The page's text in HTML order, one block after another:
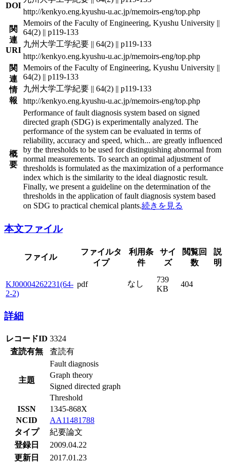
DOI
http://kenkyo.eng.kyushu-u.ac.jp/memoirs-eng/top.php
関
連
URI
Memoirs of the Faculty of Engineering, Kyushu University ||
64(2) || p119-133
九州大学工学紀要 || 64(2) || p119-133
http://kenkyo.eng.kyushu-u.ac.jp/memoirs-eng/top.php
関
連
情
報
Memoirs of the Faculty of Engineering, Kyushu University ||
64(2) || p119-133
九州大学工学紀要 || 64(2) || p119-133
http://kenkyo.eng.kyushu-u.ac.jp/memoirs-eng/top.php
概
要
Performance of fault diagnosis system based on signed
directed graph (SDG) is experimentally analyzed. The
performance of the system can be evaluated in terms of
reliability, accuracy and speed, which... are greatly influenced
by the thresholds to be used for distinguishing abnormal from
normal measurements. To search an optimal adjustment of
thresholds is formulated as the maximization of a performance
index which is the similarity to the ideal diagnostic result.
Finally, we present a guideline on the determination of the
thresholds in the application of fault diagnosis system based
on SDG to practical chemical plants.続きを見る
本文ファイル
ファイル
ファイルタ
イプ
利用条
件
サイ
ズ
閲覧回
数
説
明
KJ00004262231(64-
2-2)
pdf なし
739
KB
404
詳細
レコードID 3324
査読有無
査読有
主題
Fault diagnosis
Graph theory
Signed directed graph
Threshold
ISSN
1345-868X
NCID
AA11481788
タイプ
紀要論文
登録日
2009.04.22
更新日
2017.01.23